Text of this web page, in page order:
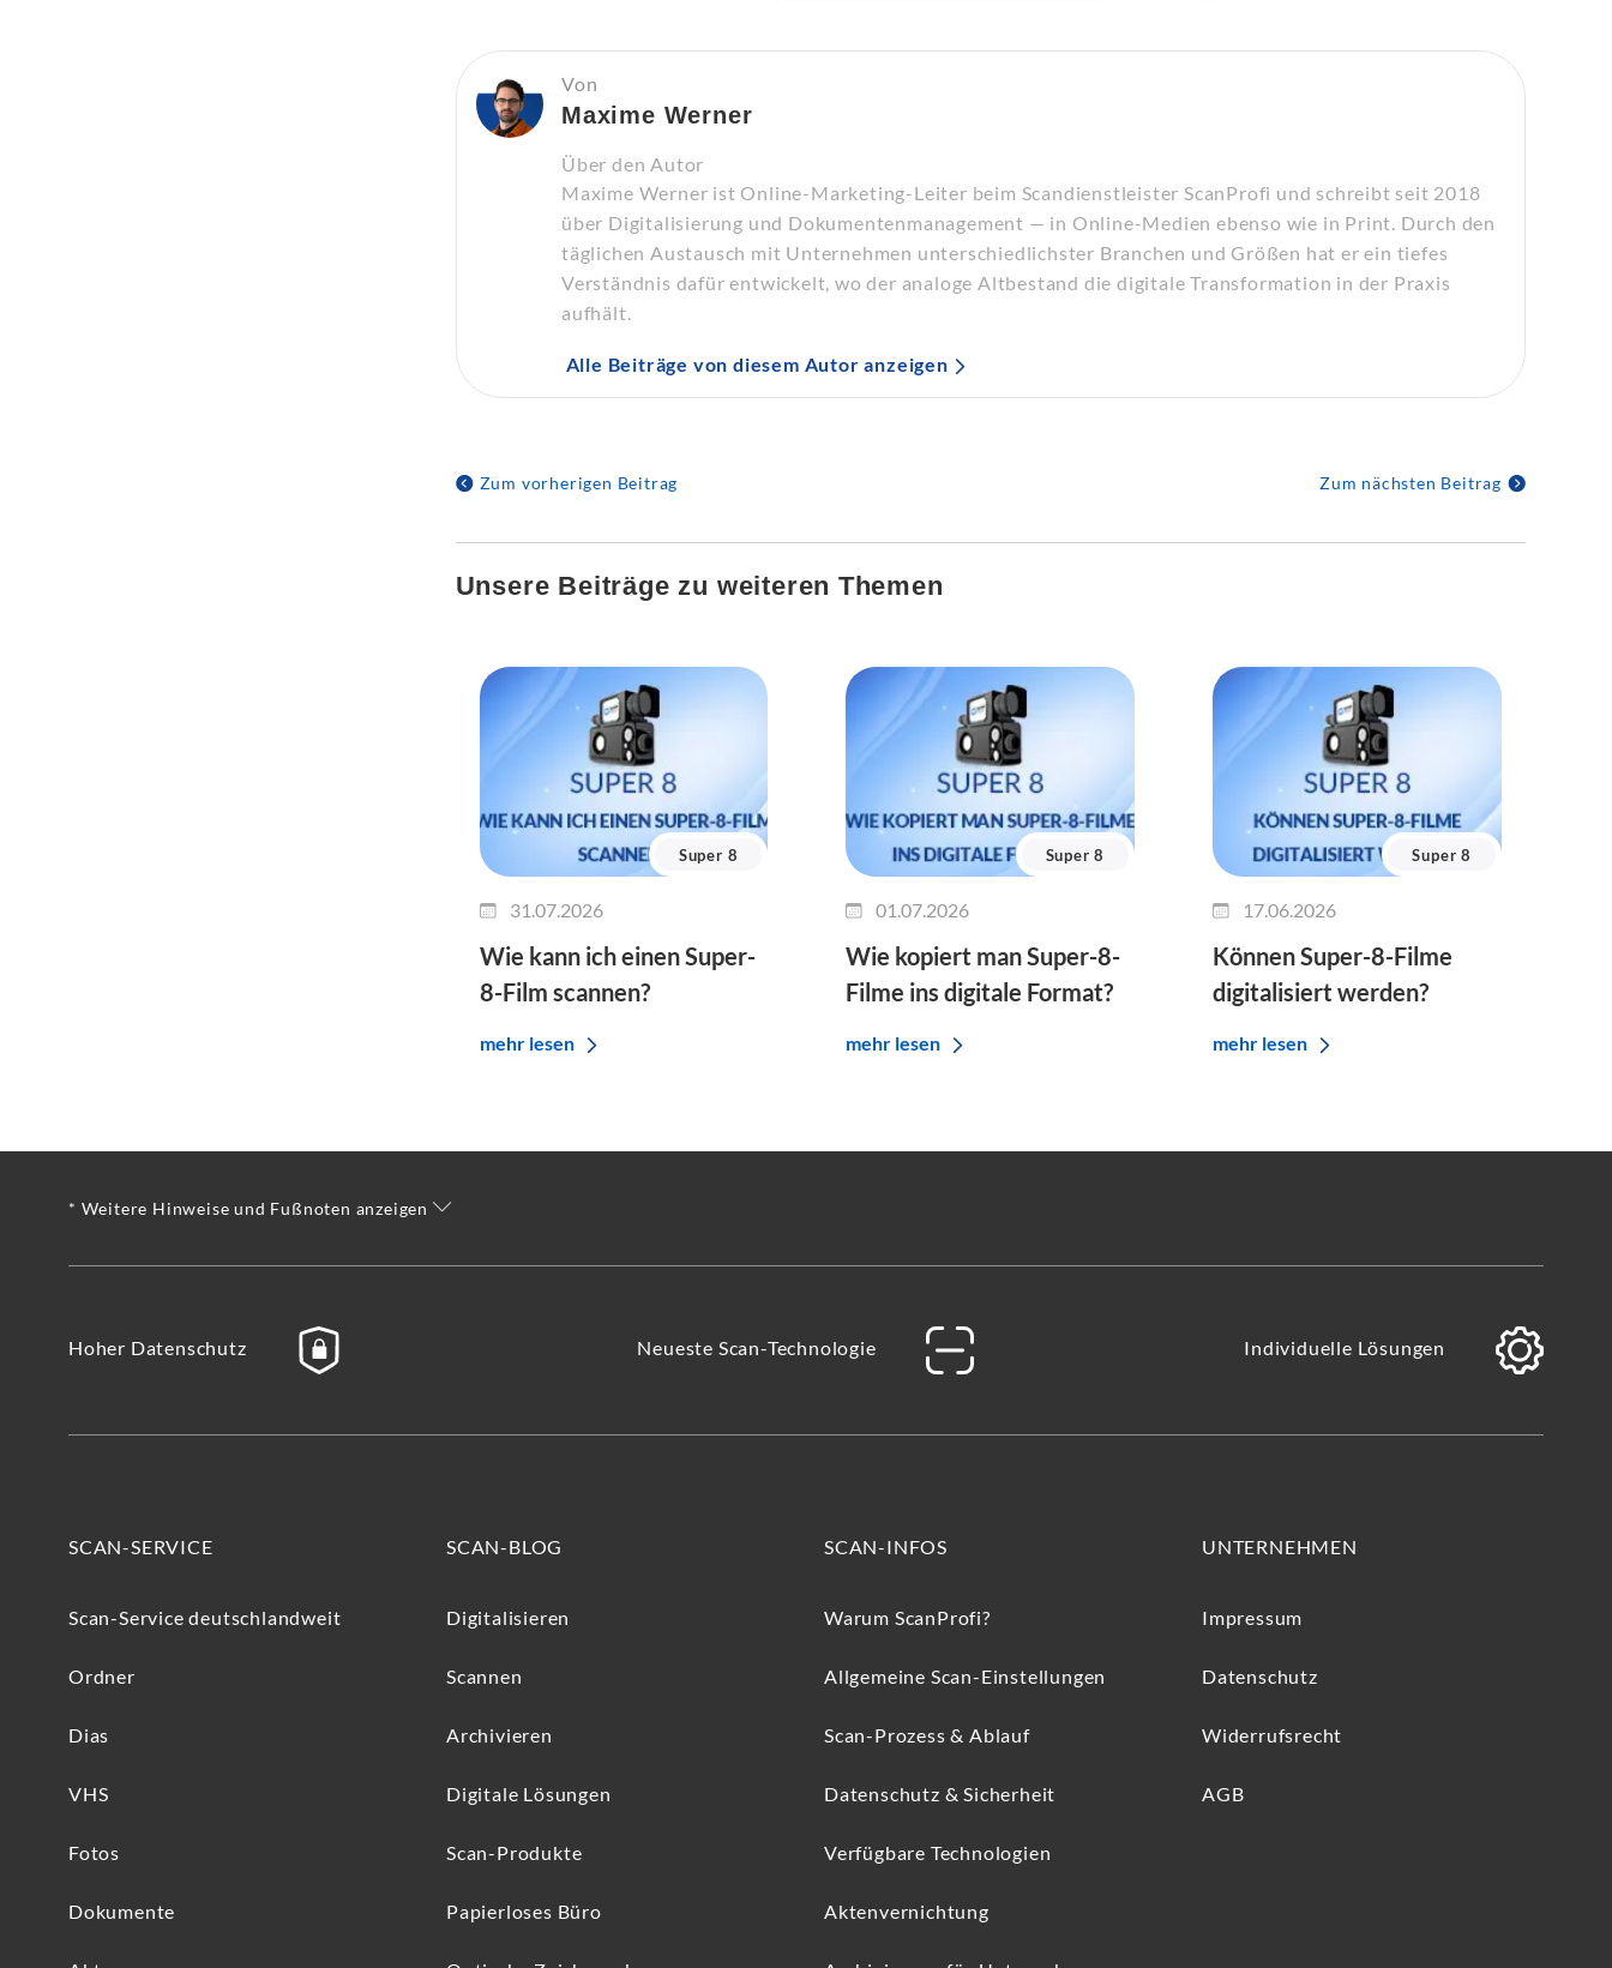
Von
Maxime Werner
Über den Autor
Maxime Werner ist Online-Marketing-Leiter beim Scandienstleister ScanProfi und schreibt seit 2018
über Digitalisierung und Dokumentenmanagement — in Online-Medien ebenso wie in Print. Durch den
täglichen Austausch mit Unternehmen unterschiedlichster Branchen und Größen hat er ein tiefes
Verständnis dafür entwickelt, wo der analoge Altbestand die digitale Transformation in der Praxis
aufhält.
Alle Beiträge von diesem Autor anzeigen
Zum vorherigen Beitrag Zum nächsten Beitrag
Unsere Beiträge zu weiteren Themen
Super 8
31.07.2026
Wie kann ich einen Super-
8-Film scannen?
mehr lesen
Super 8
01.07.2026
Wie kopiert man Super-8-
Filme ins digitale Format?
mehr lesen
Super 8
17.06.2026
Können Super-8-Filme
digitalisiert werden?
mehr lesen
* Weitere Hinweise und Fußnoten anzeigen
Hoher Datenschutz Neueste Scan-Technologie Individuelle Lösungen
SCAN-SERVICE
Scan-Service deutschlandweit
Ordner
Dias
VHS
Fotos
Dokumente
SCAN-BLOG
Digitalisieren
Scannen
Archivieren
Digitale Lösungen
Scan-Produkte
Papierloses Büro
SCAN-INFOS
Warum ScanProfi?
Allgemeine Scan-Einstellungen
Scan-Prozess & Ablauf
Datenschutz & Sicherheit
Verfügbare Technologien
Aktenvernichtung
UNTERNEHMEN
Impressum
Datenschutz
Widerrufsrecht
AGB